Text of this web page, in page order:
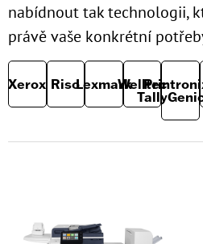
nabídnout tak technologii,
právě vaše konkrétní
Xerox RisoLexmarkWelltec